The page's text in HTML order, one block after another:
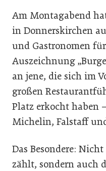
Am Montagabend
in Donnerskirchen
und Gastronomen
Auszeichnung
an jene, die sich im
großen
Platz erkocht haben
Michelin, Falstaff
Das Besondere:
zählt, sondern auch